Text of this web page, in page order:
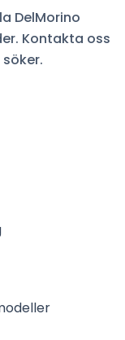
DelMorino
Kontakta oss